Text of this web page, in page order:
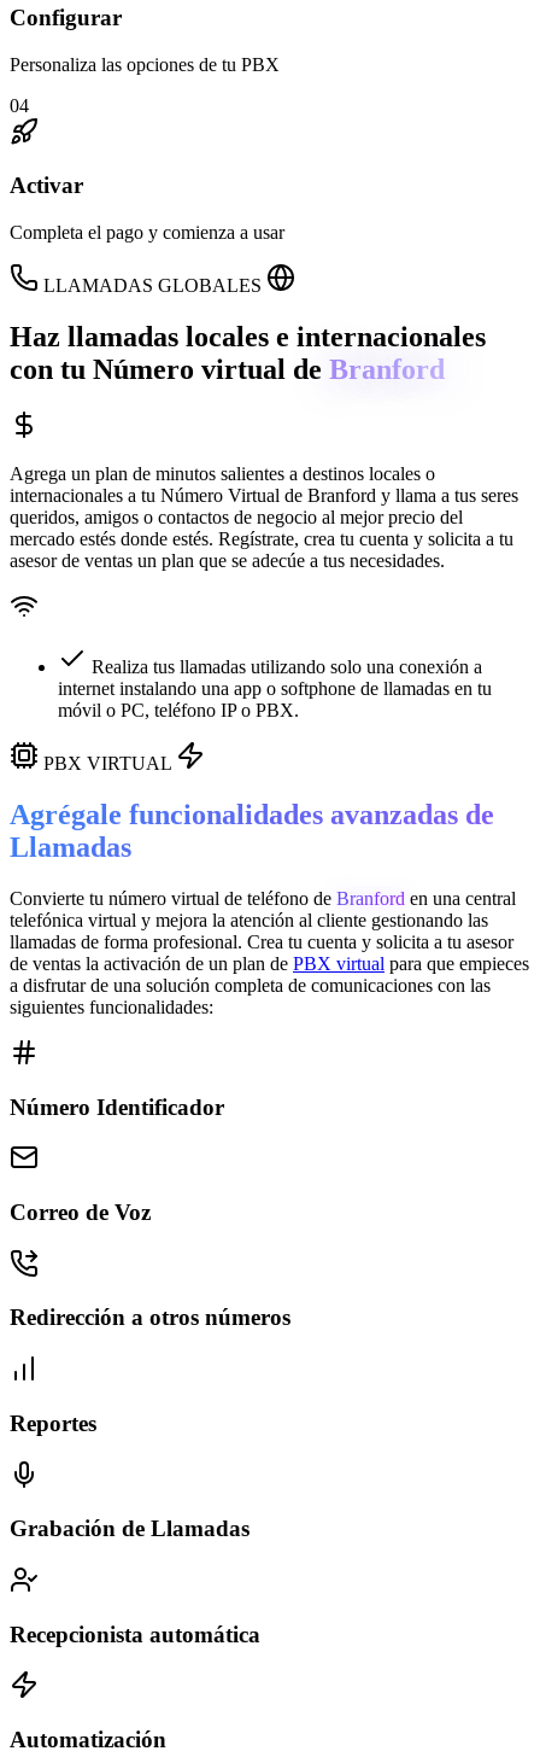
Configurar
Personaliza las opciones de tu PBX
04
Activar
Completa el pago y comienza a usar
LLAMADAS GLOBALES
Haz llamadas locales e internacionales
con tu Número virtual de Branford
Agrega un plan de minutos salientes a destinos locales o
internacionales a tu Número Virtual de Branford y llama a tus seres
queridos, amigos o contactos de negocio al mejor precio del
mercado estés donde estés. Regístrate, crea tu cuenta y solicita a tu
asesor de ventas un plan que se adecúe a tus necesidades.
Realiza tus llamadas utilizando solo una conexión a
internet instalando una app o softphone de llamadas en tu
móvil o PC, teléfono IP o PBX.
PBX VIRTUAL
Agrégale funcionalidades avanzadas de
Llamadas
Convierte tu número virtual de teléfono de Branford en una central
telefónica virtual y mejora la atención al cliente gestionando las
llamadas de forma profesional. Crea tu cuenta y solicita a tu asesor
de ventas la activación de un plan de PBX virtual para que empieces
a disfrutar de una solución completa de comunicaciones con las
siguientes funcionalidades:
Número Identificador
Correo de Voz
Redirección a otros números
Reportes
Grabación de Llamadas
Recepcionista automática
Automatización